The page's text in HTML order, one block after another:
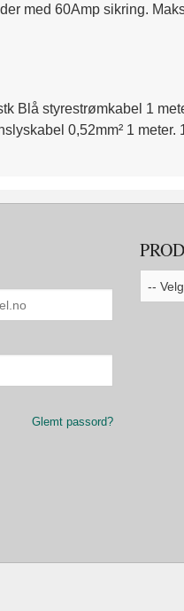
med 60Amp sikring.
Blå styrestrømkabel 1
0,52mm² 1 meter.
Glemt passord?